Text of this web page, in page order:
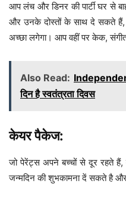
आप लंच और डिनर की पार्टी घर से
और उनके दोस्तों के साथ दे सकते
अच्छा लगेगा। आप वहीं पर केक,
Also Read:
दिन है स्वतंत्रता दिवस
केयर पैकेज:
जो पेरेंट्स अपने बच्चों से दूर रहते
जन्मदिन की शुभकामना दें सकते है